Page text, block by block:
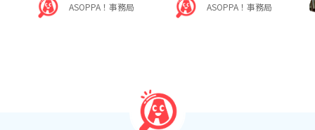
ASOPPA！事務局 ASOPPA！事務局